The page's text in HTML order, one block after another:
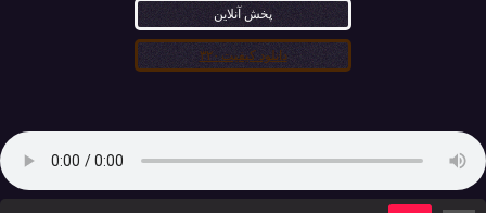
پخش آنلاین
دانلود کیفیت ۳۲۰